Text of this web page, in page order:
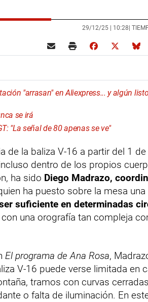
29/12/25 | 10:28 |
"arrasan" en Aliexpress... y algún
se irá
"La señal de 80 apenas se ve"
de la baliza V-16 a partir del 1
dentro de los propios
ha sido Diego Madrazo,
ha puesto sobre la mesa
suficiente en determinadas
una orografía tan compleja
El programa de Ana Rosa,
V-16 puede verse limitada en
tramos con curvas
o falta de iluminación. En